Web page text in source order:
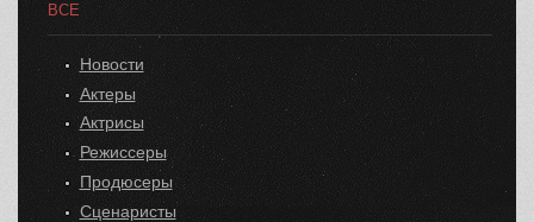
ВСЕ
Новости
Актеры
Актрисы
Режиссеры
Продюсеры
Сценаристы